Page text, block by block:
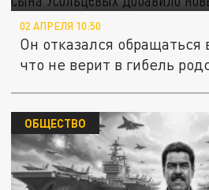
02 АПРЕЛЯ 10:50
Он отказался обращаться
что не верит в гибель
ОБЩЕСТВО